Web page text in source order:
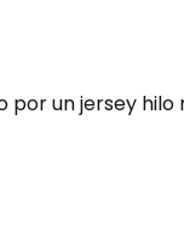
un jersey hilo